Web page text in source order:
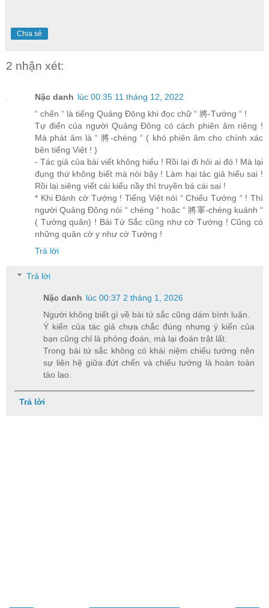
Chia sẻ
2 nhận xét:
Nặc danh lúc 00:35 11 tháng 12, 2022
“ chến “ là tiếng Quảng Đông khi đọc chữ “ 將-Tướng “ !
Tự điển của người Quảng Đông có cách phiên âm riêng !
Mà phát âm là “ 將-chéng “ ( khó phiên âm cho chính xác
bên tiếng Việt ! )
- Tác giả của bài viết không hiểu ! Rồi lại đi hỏi ai đó ! Mà lại
đụng thứ không biết mà nói bậy ! Làm hại tác giả hiểu sai !
Rồi lại siêng viết cái kiểu nầy thì truyền bá cái sai !
* Khi Đánh cờ Tướng ! Tiếng Việt nói “ Chiếu Tướng “ ! Thì
người Quảng Đông nói “ chéng “ hoặc “ 將軍-chéng kuánh “
( Tướng quân) ! Bài Tứ Sắc cũng như cờ Tướng ! Cũng có
những quân cờ y như cờ Tướng !
Trả lời
Trả lời
Nặc danh lúc 00:37 2 tháng 1, 2026
Người không biết gì về bài tứ sắc cũng dám bình luận.
Ý kiến của tác giả chưa chắc đúng nhưng ý kiến của
bạn cũng chỉ là phỏng đoán, mà lại đoán trật lất.
Trong bài tứ sắc không có khái niệm chiếu tướng nên
sự liên hệ giữa đứt chến và chiếu tướng là hoàn toàn
tào lao.
Trả lời